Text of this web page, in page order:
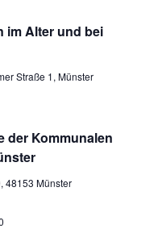
im Alter und bei
Straße 1, Münster
der Kommunalen
48153 Münster